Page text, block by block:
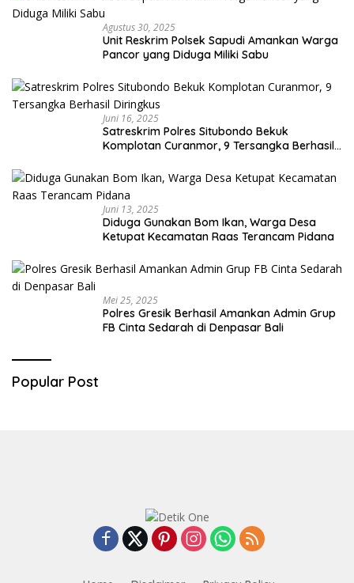
Agustus 30, 2025
Unit Reskrim Polsek Sapudi Amankan Warga
Pancor yang Diduga Miliki Sabu
Juni 16, 2025
Satreskrim Polres Situbondo Bekuk
Komplotan Curanmor, 9 Tersangka Berhasil
Juni 13, 2025
Diduga Gunakan Bom Ikan, Warga Desa
Ketupat Kecamatan Raas Terancam Pidana
Mei 25, 2025
Polres Gresik Berhasil Amankan Admin Grup
FB Cinta Sedarah di Denpasar Bali
Popular Post